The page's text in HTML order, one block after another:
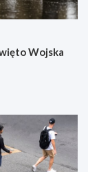
Wojska